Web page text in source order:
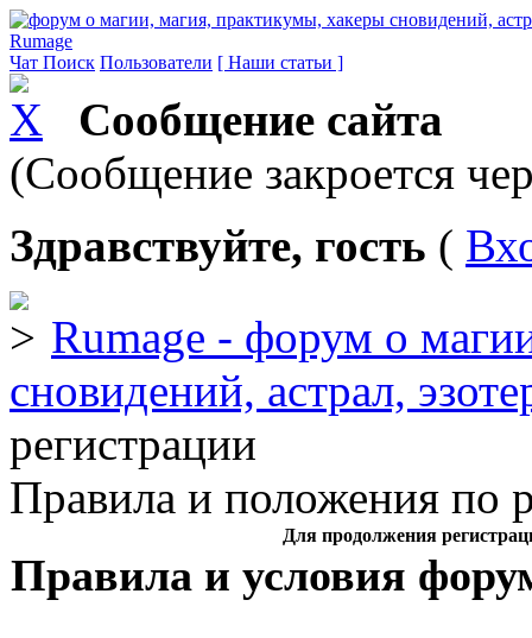
Rumage
Чат Поиск Пользователи [ Наши статьи ]
Сообщение сайта
(Сообщение закроется
Здравствуйте, гость (
Rumage - форум о
сновидений, астрал,
регистрации
Правила и положения по
Для продолжения
Правила и условия